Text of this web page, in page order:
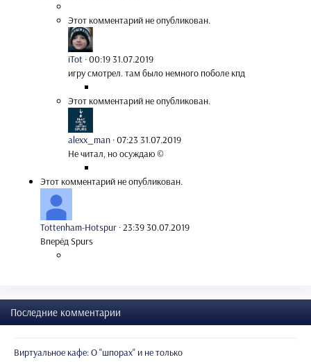
Этот комментарий не опубликован.
iTot ·00:19 31.07.2019
игру смотрел. там было немного поболе кпд
Этот комментарий не опубликован.
alexx_man ·07:23 31.07.2019
Не читал, но осуждаю ©
Этот комментарий не опубликован.
Tottenham-Hotspur ·23:39 30.07.2019
Вперёд Spurs
Последние комментарии
Виртуальное кафе: О "шпорах" и не только